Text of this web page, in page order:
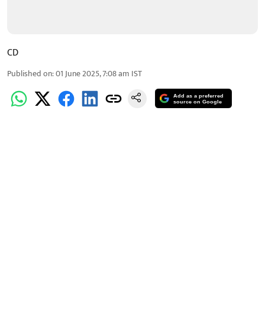
CD
Published on:01 June 2025, 7:08 am IST
Add as a preferred
source on Google